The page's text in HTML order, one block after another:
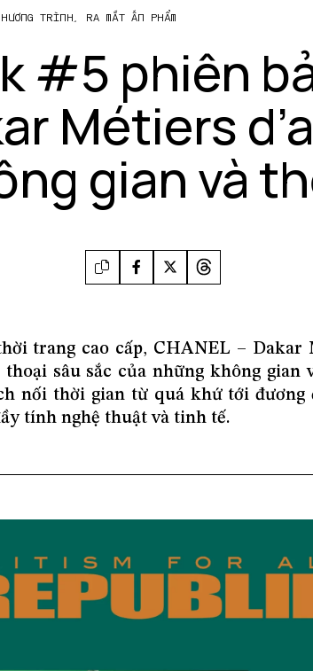
TRÌNH RA MẮT ẤN PHẨM
#5 phiên
Métiers
gian và
trang cao cấp, CHANEL – Dakar
thoại sâu sắc của những không gian
nối thời gian từ quá khứ tới đương
tính nghệ thuật và tinh tế.